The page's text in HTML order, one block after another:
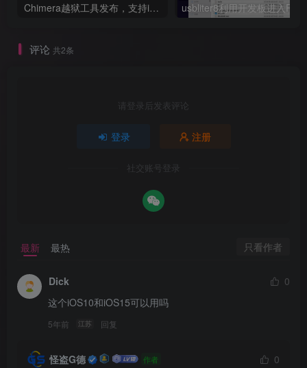
Chimera越狱工具发布，支持iOS12.0~iOS12.5 全体设备部分包括A12 Xs XsMax Xr 更新1.6.2
评论 共2条
请登录后发表评论
登录 注册
社交账号登录
最新 最热 只看作者
Dick
0
这个iOS10和iOS15可以用吗
5年前 江苏 回复
怪盗G德 作者 0